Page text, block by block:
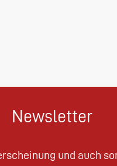
Newsletter
und auch